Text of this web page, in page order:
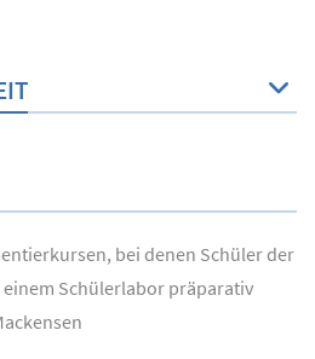
bei denen Schüler der
einem Schülerlabor präparativ